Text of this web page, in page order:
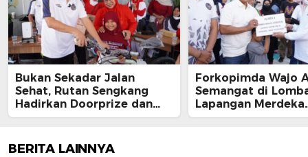
Bukan Sekadar Jalan
Sehat, Rutan Sengkang
Hadirkan Doorprize dan
Lomba Semarak HUT RI
Forkopimda Wajo
Semangat di
Lapangan Merdeka
Sengkang, Andi
BERITA LAINNYA